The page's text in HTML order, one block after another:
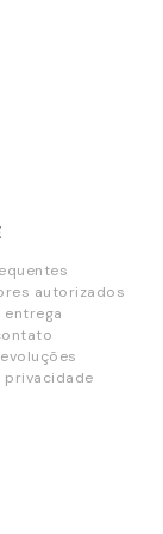
autorizados
entrega
privacidade